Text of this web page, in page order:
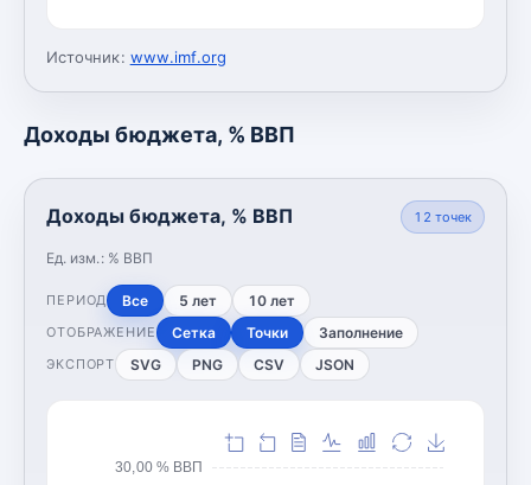
Источник: www.imf.org
Доходы бюджета, % ВВП
Доходы бюджета, % ВВП
Ед. изм.: % ВВП
12 точек
ПЕРИОД Все 5 лет 10 лет
ОТОБРАЖЕНИЕ Сетка Точки Заполнение
ЭКСПОРТ SVG PNG CSV JSON
30,00 % ВВП